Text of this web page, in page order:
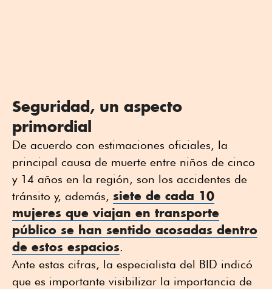
Seguridad, un aspecto
primordial
De acuerdo con estimaciones oficiales, la
principal causa de muerte entre niños de cinco
y 14 años en la región, son los accidentes de
tránsito y, además, siete de cada 10
mujeres que viajan en transporte
público se han sentido acosadas dentro
de estos espacios.
Ante estas cifras, la especialista del BID indicó
que es importante visibilizar la importancia de